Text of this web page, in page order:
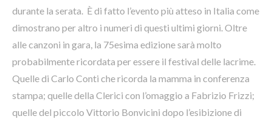
durante la serata. È di fatto l’evento più atteso in Italia come
dimostrano per altro i numeri di questi ultimi giorni. Oltre
alle canzoni in gara, la 75esima edizione sarà molto
probabilmente ricordata per essere il festival delle lacrime.
Quelle di Carlo Conti che ricorda la mamma in conferenza
stampa; quelle della Clerici con l’omaggio a Fabrizio Frizzi;
quelle del piccolo Vittorio Bonvicini dopo l’esibizione di